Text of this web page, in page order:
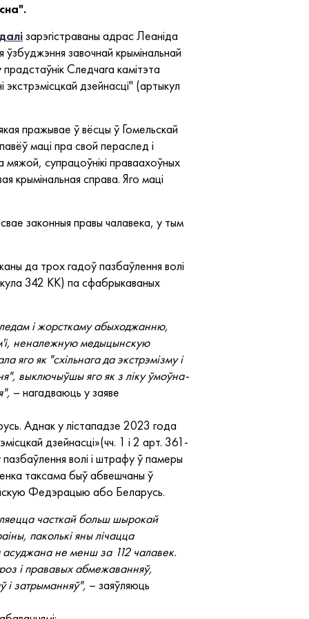
зарэгістраваны адрас Леаніда
завочнай крымінальнай
Следчага камітэта
дзейнасці" (артыкул
пражывае ў вёсцы ў Гомельскай
маці пра свой пераслед і
мяжой, супрацоўнікі праваахоўных
крымінальная справа. Яго маці
законныя правы чалавека, у тым
да трох гадоў пазбаўлення волі
342 КК) па сфабрыкаваных
і жорсткаму абыходжанню,
неналежную медыцынскую
яго як "схільнага да экстрэмізму і
выключыўшы яго як з ліку ўмоўна-
– нагадваюць у заяве
Аднак у лістападзе 2023 года
дзейнасці»(чч. 1 і 2 арт. 361-
волі і штрафу ў памеры
таксама быў абвешчаны ў
Федэрацыю або Беларусь.
часткай больш шырокай
паколькі яны лічацца
асуджана не менш за 112 чалавек.
і прававых абмежаванняў,
і затрыманняў", – заяўляюць